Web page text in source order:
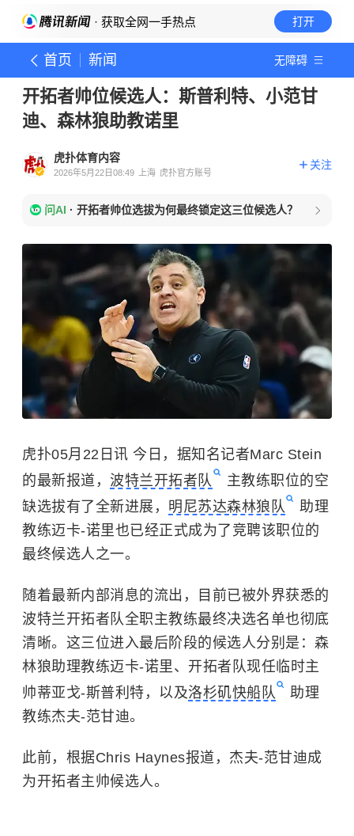
· 获取全网一手热点 打开
首页 新闻 无障碍
开拓者帅位候选人：斯普利特、小范甘
迪、森林狼助教诺里
虎扑体育内容
2026年5月22日08:49 上海 虎扑官方账号
关注
问AI · 开拓者帅位选拔为何最终锁定这三位候选人？
虎扑05月22日讯 今日，据知名记者Marc Stein
的最新报道， 波特兰开拓者队
主教练职位的空
缺选拔有了全新进展， 明尼苏达森林狼队
助理
教练迈卡-诺里也已经正式成为了竞聘该职位的
最终候选人之一。
随着最新内部消息的流出，目前已被外界获悉的
波特兰开拓者队全职主教练最终决选名单也彻底
清晰。这三位进入最后阶段的候选人分别是：森
林狼助理教练迈卡-诺里、开拓者队现任临时主
帅蒂亚戈-斯普利特，以及洛杉矶快船队
助理
教练杰夫-范甘迪。
此前，根据Chris Haynes报道，杰夫-范甘迪成
为开拓者主帅候选人。